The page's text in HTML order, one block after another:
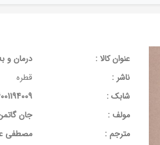
عنوان کالا :
درمان و
ناشر :
قطره
شابک :
مولف :
جان
مترجم :
مصطفی